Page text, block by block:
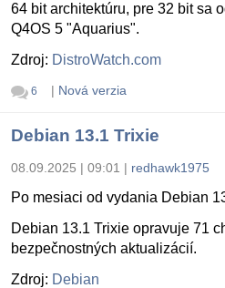
64 bit architektúru, pre 32 bit sa
Q4OS 5 "Aquarius".
Zdroj: DistroWatch.com
6 | Nová verzia
Debian 13.1 Trixie
08.09.2025 | 09:01 | redhawk1975
Po mesiaci od vydania Debian
Debian 13.1 Trixie opravuje 71
bezpečnostných aktualizácií.
Zdroj: Debian